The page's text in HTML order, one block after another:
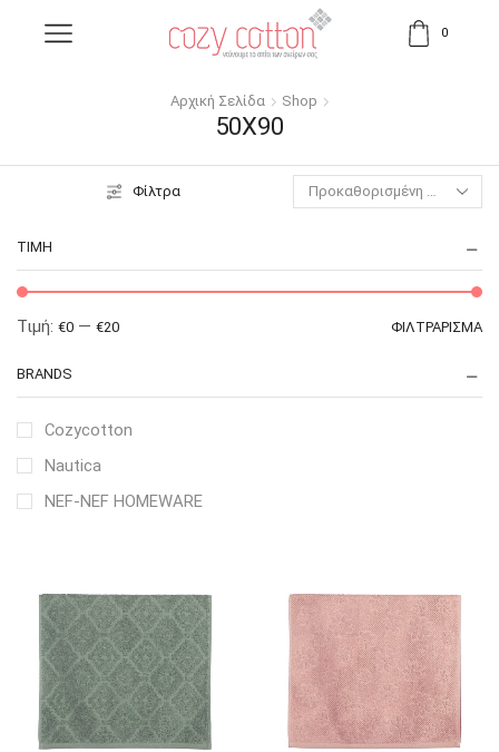
0
Αρχική Σελίδα Shop
50X90
Φίλτρα
ΤΙΜΉ
ΦΙΛΤΡΆΡΙΣΜΑ
Τιμή: €0 — €20
BRANDS
Cozycotton
Nautica
NEF-NEF HOMEWARE